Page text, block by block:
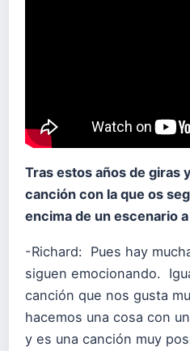
Tras estos años de giras
canción con la que os
encima de un escenario
-Richard: Pues hay
siguen emocionando.
canción que nos gusta
hacemos una cosa con
y es una canción muy